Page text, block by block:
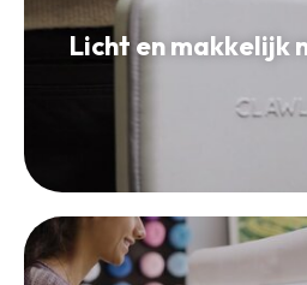
Licht en makkelijk